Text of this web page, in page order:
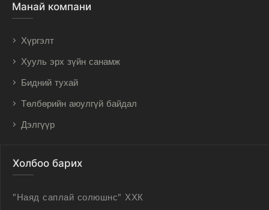
Манай компани
Хүргэлт
Хууль эрх зүйн санамж
Бидний тухай
Төлбөрийн аюулгүй байдал
Дэлгүүр
Холбоо барих
"Наяд саплай солюшнс" ХХК